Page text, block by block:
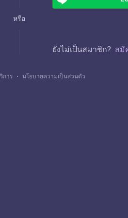
หรือ
ยังไม่เป็นสมาชิก? สมั
การ ・ นโยบายความเป็นส่วนตัว